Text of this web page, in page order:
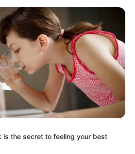
is the secret to feeling your best